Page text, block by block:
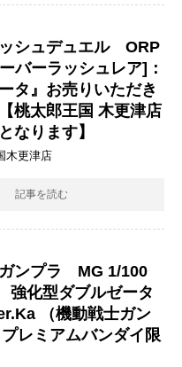
ッシュデュエル ORP
バーラッシュレア]：
タ』お売りいただき
桃太郎王国 木更津店
なります】
木更津店
記事を読む
ンプラ MG 1/100
化型ダブルゼータ
（機動戦士ガン
レミアムバンダイ限